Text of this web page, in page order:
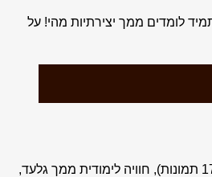
שתמיד לומדים ממך יצירתיות מהי! על
טיול צלמים ליוון הצפונית, סתיו 2018 חנה, גלעד וכל אנשי הקבוצה הנפלאה איך אפשר לסכם 4 ימים? חוויה, הנאה, מסע צילום מדהים ומרגש (הליכה של 21.7 ק”מ 1784 תמונות), חוויה לימודית ממך גלעד,